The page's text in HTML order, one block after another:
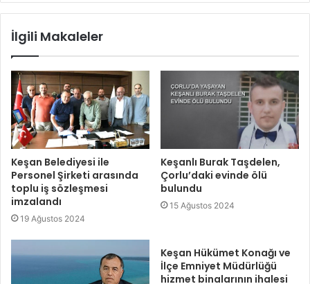
İlgili Makaleler
Keşan Belediyesi ile
Personel Şirketi arasında
toplu iş sözleşmesi
imzalandı
19 Ağustos 2024
Keşanlı Burak Taşdelen,
Çorlu’daki evinde ölü
bulundu
15 Ağustos 2024
Keşan Hükümet Konağı ve
İlçe Emniyet Müdürlüğü
hizmet binalarının ihalesi